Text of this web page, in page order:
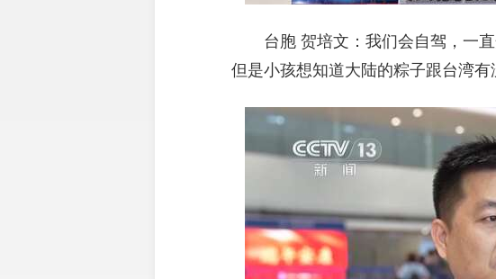
台胞 贺培文：我们会自驾，一
但是小孩想知道大陆的粽子跟台湾